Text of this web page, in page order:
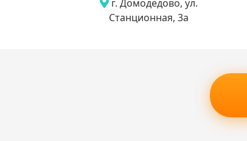
г. Домодедово, ул.
Станционная, 3а